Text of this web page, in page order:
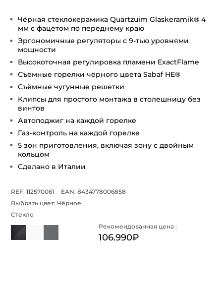
Чёрная стеклокерамика Quartzuim Glaskeramik® 4
мм с фацетом по переднему краю
Эргономичные регуляторы с 9-тью уровнями
мощности
Высокоточная регулировка пламени ExactFlame
Съёмные горелки чёрного цвета Sabaf HE®
Съёмные чугунные решетки
Клипсы для простого монтажа в столешницу без
винтов
Автоподжиг на каждой горелке
Газ-контроль на каждой горелке
5 зон приготовления, включая зону с двойным
кольцом
Сделано в Италии
REF. 112570061
EAN. 8434778006858
Выбрать цвет:Чёрное
Стекло
Рекомендованная цена :
106.990₽